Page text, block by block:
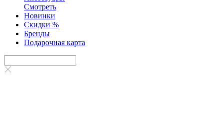
Смотреть
Новинки
Скидки %
Бренды
Подарочная карта